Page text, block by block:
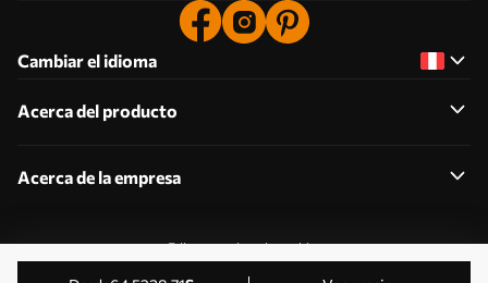
Cambiar el idioma
Acerca del producto
Acerca de la empresa
Editar permisos de cookies
© 2011-2026 Uwalls . Todos los derechos reservados.